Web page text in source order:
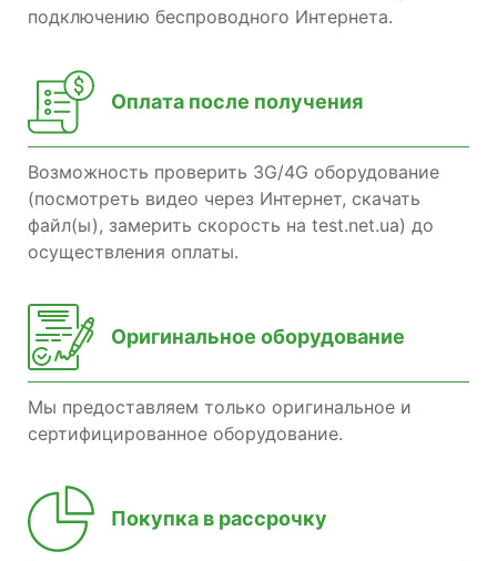
подключению беспроводного Интернета.
Оплата после получения
Возможность проверить 3G/4G оборудование
(посмотреть видео через Интернет, скачать
файл(ы), замерить скорость на test.net.ua) до
осуществления оплаты.
Оригинальное оборудование
Мы предоставляем только оригинальное и
сертифицированное оборудование.
Покупка в рассрочку